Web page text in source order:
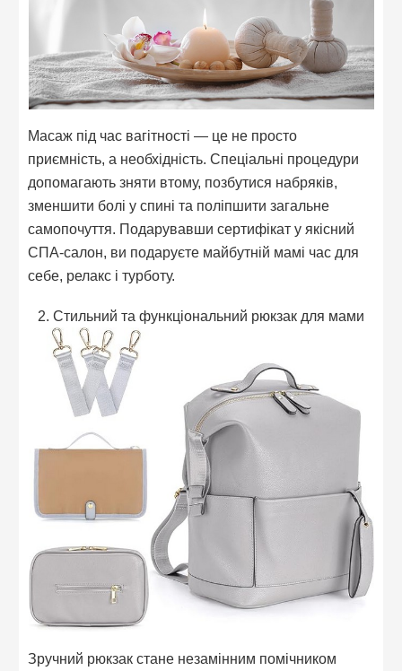
Масаж під час вагітності — це не просто
приємність, а необхідність. Спеціальні процедури
допомагають зняти втому, позбутися набряків,
зменшити болі у спині та поліпшити загальне
самопочуття. Подарувавши сертифікат у якісний
СПА-салон, ви подаруєте майбутній мамі час для
себе, релакс і турботу.
2. Стильний та функціональний рюкзак для мами
Зручний рюкзак стане незамінним помічником